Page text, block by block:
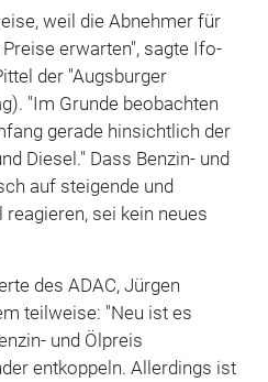
weil die Abnehmer für
erwarten", sagte Ifo-
der "Augsburger
"Im Grunde beobachten
gerade hinsichtlich der
Diesel." Dass Benzin- und
auf steigende und
sei kein neues
des ADAC, Jürgen
teilweise: "Neu ist es
und Ölpreis
entkoppeln. Allerdings ist